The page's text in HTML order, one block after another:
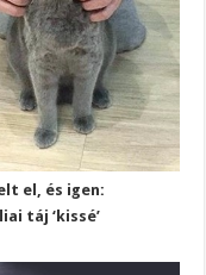
el, és igen:
táj ‘kissé’